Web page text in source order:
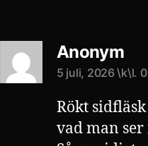
Anonym
5 juli, 2026 \k\l.
Rökt
vad man